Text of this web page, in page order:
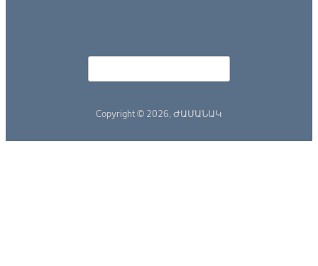
Copyright © 2026, ԺԱՄԱՆԱԿ